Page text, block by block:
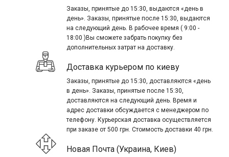
Заказы, принятые до 15:30, выдаются «день в
день». Заказы, принятые после 15:30, выдаются
на следующий день. В рабочее время ( 9:00 -
18:00 )Вы сможете забрать покупку без
дополнительных затрат на доставку.
Доставка курьером по киеву
Заказы, принятые до 15:30, доставляются «день
в день». Заказы, принятые после 15:30,
доставляются на следующий день. Время и
адрес доставки обсуждается с менеджером по
телефону. Курьерская доставка осуществляется
при заказе от 500 грн. Стоимость доставки 40 грн.
Новая Почта (Украина, Киев)